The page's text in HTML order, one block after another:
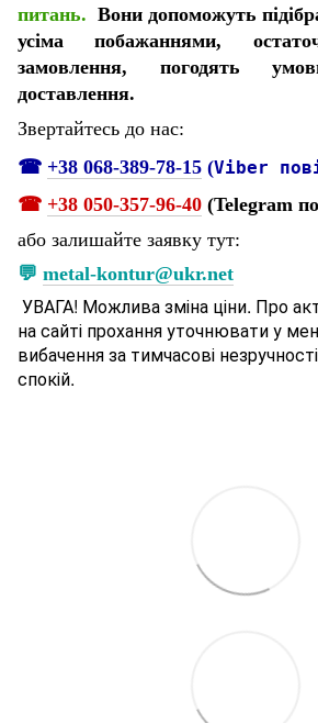
питань. Вони допоможуть
усіма побажаннями,
замовлення, погодять
доставлення.
Звертайтесь до нас:
☎ +38 068-389-78-15 (Viber
☎ +38 050-357-96-40 (Telegram
або залишайте заявку тут:
💬 metal-kontur@ukr.net
УВАГА! Можлива зміна ціни. Про
на сайті прохання уточнювати у
вибачення за тимчасові
спокій.